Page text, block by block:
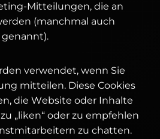
Mitteilungen, die an
(manchmal auch
genannt).
verwendet, wenn Sie
mitteilen. Diese Cookies
die Website oder Inhalte
„liken“ oder zu empfehlen
zu chatten.